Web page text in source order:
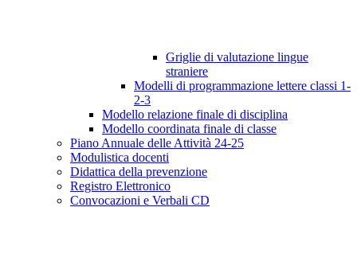
Griglie di valutazione lingue
straniere
Modelli di programmazione lettere classi 1-
2-3
Modello relazione finale di disciplina
Modello coordinata finale di classe
Piano Annuale delle Attività 24-25
Modulistica docenti
Didattica della prevenzione
Registro Elettronico
Convocazioni e Verbali CD